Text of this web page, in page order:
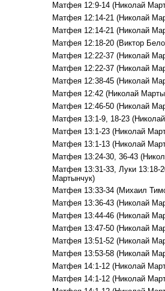
Матфея 12:9-14 (Николай
Матфея 12:14-21 (Николай
Матфея 12:14-21 (Николай
Матфея 12:18-20 (Виктор
Матфея 12:22-37 (Николай
Матфея 12:22-37 (Николай
Матфея 12:38-45 (Николай
Матфея 12:42 (Николай
Матфея 12:46-50 (Николай
Матфея 13:1-9, 18-23
Матфея 13:1-23 (Николай
Матфея 13:1-13 (Николай
Матфея 13:24-30, 36-43
Матфея 13:31-33, Луки 13:18-
Мартынчук)
Матфея 13:33-34 (Михаил
Матфея 13:36-43 (Николай
Матфея 13:44-46 (Николай
Матфея 13:47-50 (Николай
Матфея 13:51-52 (Николай
Матфея 13:53-58 (Николай
Матфея 14:1-12 (Николай
Матфея 14:1-12 (Николай